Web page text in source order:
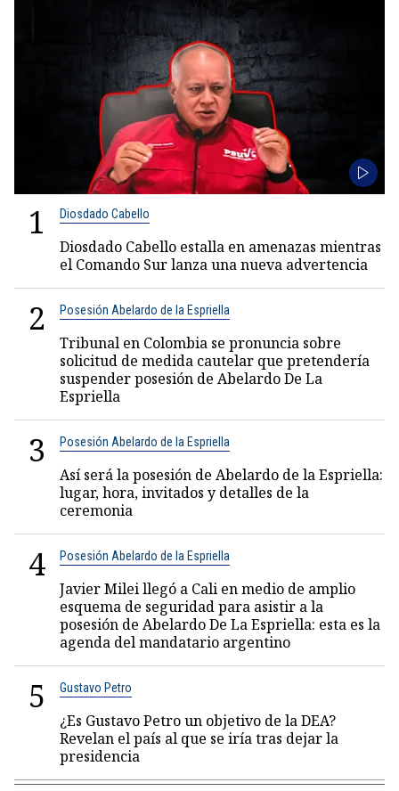
1 Diosdado Cabello
Diosdado Cabello estalla en amenazas mientras
el Comando Sur lanza una nueva advertencia
2 Posesión Abelardo de la Espriella
Tribunal en Colombia se pronuncia sobre
solicitud de medida cautelar que pretendería
suspender posesión de Abelardo De La
Espriella
3 Posesión Abelardo de la Espriella
Así será la posesión de Abelardo de la Espriella:
lugar, hora, invitados y detalles de la
ceremonia
4 Posesión Abelardo de la Espriella
Javier Milei llegó a Cali en medio de amplio
esquema de seguridad para asistir a la
posesión de Abelardo De La Espriella: esta es la
agenda del mandatario argentino
5 Gustavo Petro
¿Es Gustavo Petro un objetivo de la DEA?
Revelan el país al que se iría tras dejar la
presidencia